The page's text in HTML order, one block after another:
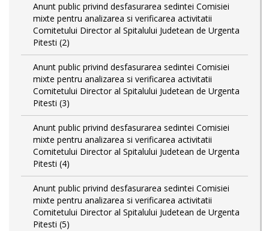
Anunt public privind desfasurarea sedintei Comisiei
mixte pentru analizarea si verificarea activitatii
Comitetului Director al Spitalului Judetean de Urgenta
Pitesti (2)
Anunt public privind desfasurarea sedintei Comisiei
mixte pentru analizarea si verificarea activitatii
Comitetului Director al Spitalului Judetean de Urgenta
Pitesti (3)
Anunt public privind desfasurarea sedintei Comisiei
mixte pentru analizarea si verificarea activitatii
Comitetului Director al Spitalului Judetean de Urgenta
Pitesti (4)
Anunt public privind desfasurarea sedintei Comisiei
mixte pentru analizarea si verificarea activitatii
Comitetului Director al Spitalului Judetean de Urgenta
Pitesti (5)